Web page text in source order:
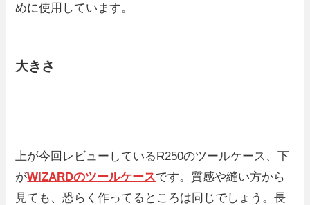
めに使用しています。
大きさ
上が今回レビューしているR250のツールケース、下
がWIZARDのツールケースです。質感や縫い方から
見ても、恐らく作ってるところは同じでしょう。長